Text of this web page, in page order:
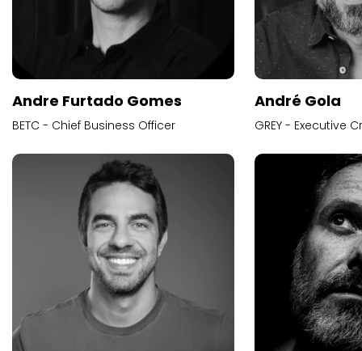
Andre Furtado Gomes
BETC - Chief Business Officer
André Gola
GREY - Executive